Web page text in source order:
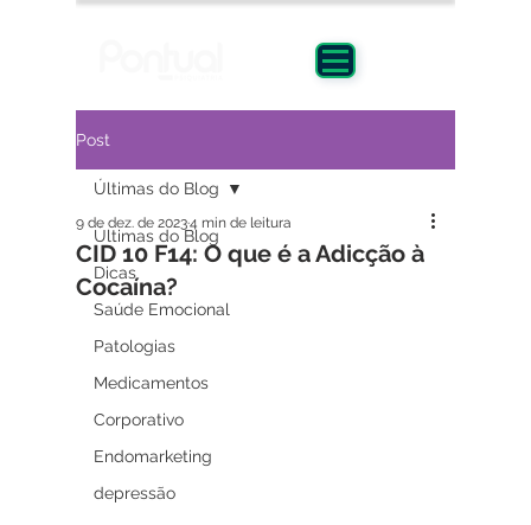
Post
Últimas do Blog
Dicas
Saúde Emocional
Patologias
Medicamentos
Corporativo
Endomarketing
depressão
Últimas do Blog
CID 10 F14: O que é a Adicção à
Cocaína?
9 de dez. de 20234 min de leitura